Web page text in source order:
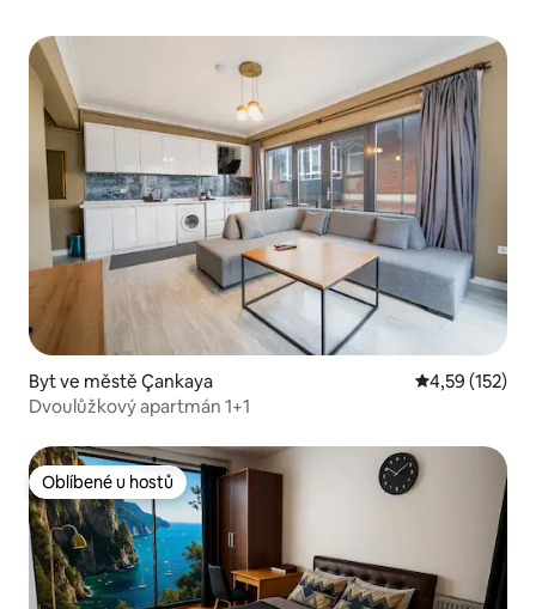
Byt ve městě Çankaya Průměrné
4,59 (152)
Dvoulůžkový apartmán 1+1
Oblíbené u hostů
Oblíbené u hostů